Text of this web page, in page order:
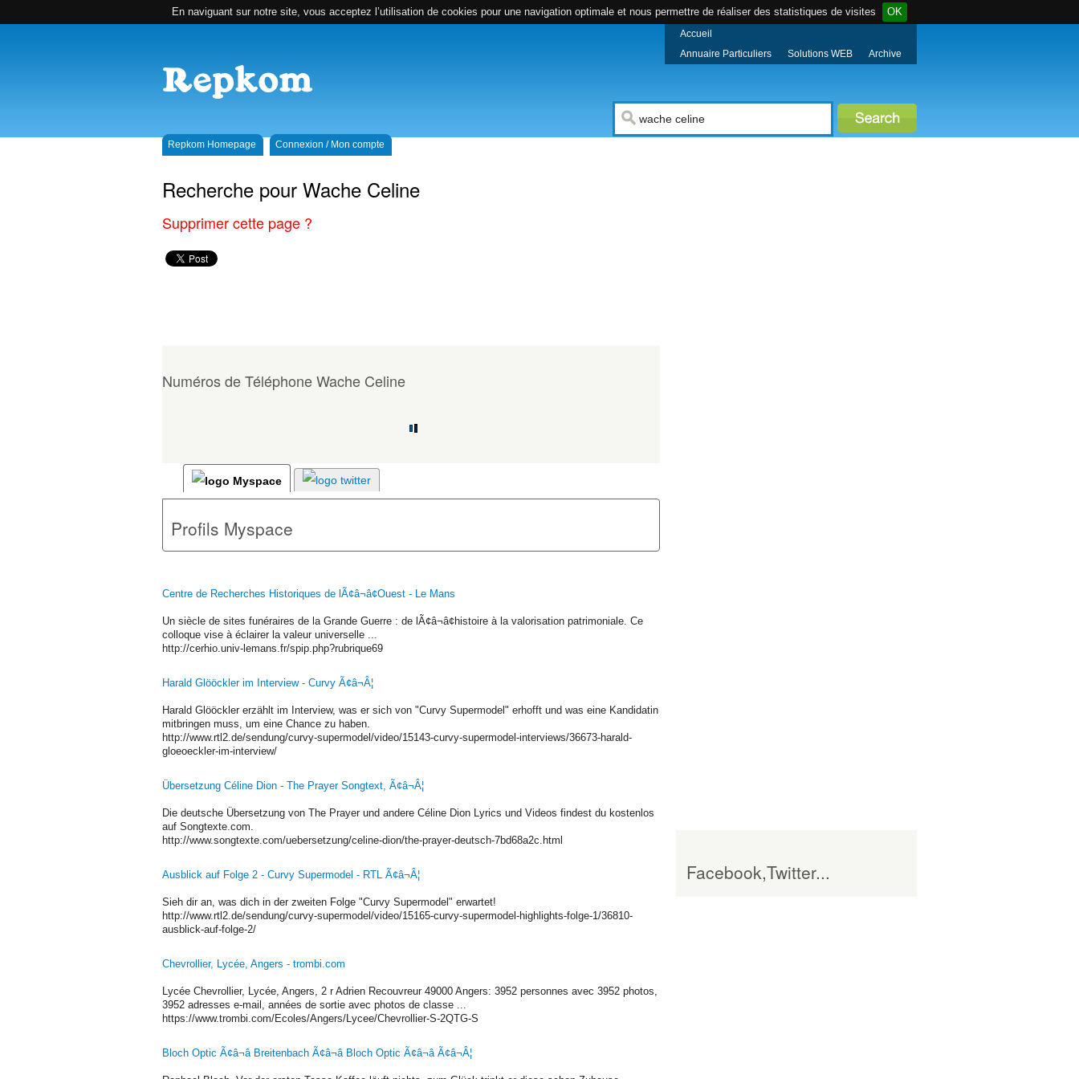
En naviguant sur notre site, vous acceptez l’utilisation de cookies pour une navigation optimale et nous permettre de réaliser des statistiques de visites OK
Accueil
Annuaire Particuliers
Solutions WEB Archive
Repkom Homepage Connexion / Mon compte
Recherche pour Wache Celine
Supprimer cette page ?
Numéros de Téléphone Wache Celine
Profils Myspace
Centre de Recherches Historiques de lÃ¢â¬â¢Ouest - Le Mans
Un siècle de sites funéraires de la Grande Guerre : de lÃ¢â¬â¢histoire à la valorisation patrimoniale. Ce
colloque vise à éclairer la valeur universelle ...
http://cerhio.univ-lemans.fr/spip.php?rubrique69
Harald Glööckler im Interview - Curvy Ã¢â¬Â¦
Harald Glööckler erzählt im Interview, was er sich von "Curvy Supermodel" erhofft und was eine Kandidatin
mitbringen muss, um eine Chance zu haben.
http://www.rtl2.de/sendung/curvy-supermodel/video/15143-curvy-supermodel-interviews/36673-harald-
gloeoeckler-im-interview/
Übersetzung Céline Dion - The Prayer Songtext, Ã¢â¬Â¦
Die deutsche Übersetzung von The Prayer und andere Céline Dion Lyrics und Videos findest du kostenlos
auf Songtexte.com.
http://www.songtexte.com/uebersetzung/celine-dion/the-prayer-deutsch-7bd68a2c.html
Ausblick auf Folge 2 - Curvy Supermodel - RTL Ã¢â¬Â¦
Sieh dir an, was dich in der zweiten Folge "Curvy Supermodel" erwartet!
http://www.rtl2.de/sendung/curvy-supermodel/video/15165-curvy-supermodel-highlights-folge-1/36810-
ausblick-auf-folge-2/
Chevrollier, Lycée, Angers - trombi.com
Lycée Chevrollier, Lycée, Angers, 2 r Adrien Recouvreur 49000 Angers: 3952 personnes avec 3952 photos,
3952 adresses e-mail, années de sortie avec photos de classe ...
https://www.trombi.com/Ecoles/Angers/Lycee/Chevrollier-S-2QTG-S
Bloch Optic Ã¢â¬â Breitenbach Ã¢â¬â Bloch Optic Ã¢â¬â Ã¢â¬Â¦
Facebook,Twitter...